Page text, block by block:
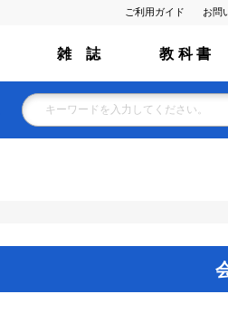
ご利用ガイド お問
雑 誌 教 科 書